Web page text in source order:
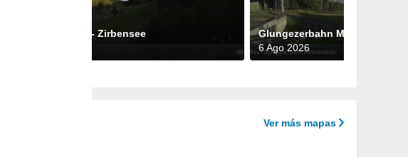
Glungezerbahn - Zirbensee
Glungezerbahn Mittelstation
6 Ago 2026
Ver más mapas